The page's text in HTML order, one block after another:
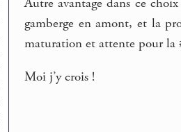
Autre avantage dans ce
gamberge en amont, et la
maturation et attente pour la
Moi j’y crois !